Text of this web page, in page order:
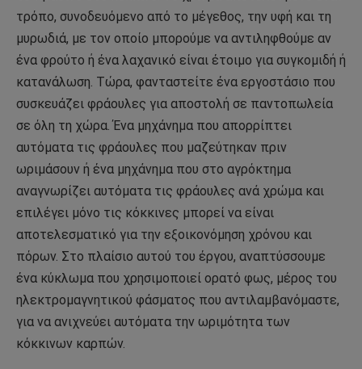
τρόπο, συνοδευόμενο από το μέγεθος, την υφή και τη
μυρωδιά, με τον οποίο μπορούμε να αντιληφθούμε αν
ένα φρούτο ή ένα λαχανικό είναι έτοιμο για συγκομιδή ή
κατανάλωση. Τώρα, φανταστείτε ένα εργοστάσιο που
συσκευάζει φράουλες για αποστολή σε παντοπωλεία
σε όλη τη χώρα. Ένα μηχάνημα που απορρίπτει
αυτόματα τις φράουλες που μαζεύτηκαν πριν
ωριμάσουν ή ένα μηχάνημα που στο αγρόκτημα
αναγνωρίζει αυτόματα τις φράουλες ανά χρώμα και
επιλέγει μόνο τις κόκκινες μπορεί να είναι
αποτελεσματικό για την εξοικονόμηση χρόνου και
πόρων. Στο πλαίσιο αυτού του έργου, αναπτύσσουμε
ένα κύκλωμα που χρησιμοποιεί ορατό φως, μέρος του
ηλεκτρομαγνητικού φάσματος που αντιλαμβανόμαστε,
για να ανιχνεύει αυτόματα την ωριμότητα των
κόκκινων καρπών.